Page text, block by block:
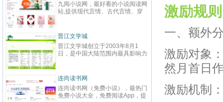
九阅小说网，最好看的小说阅读网
站,提供现代言情、古代言情、穿
强、免费小说等在线阅读。每日最
快更新,页面简洁,访问速度快
纵横
百
网站
致力
鼎、
文化
与史
化软
有“纵
读，
编、
晋江文学城
晋江文学城创立于2003年8月1
日，是中国大陆范围内最具影响力
耽美、爱情等原创网络小说而著
名。 截止到2015年3月31日，晋
江文学城拥有在线作品177万余
部，穿越、言情、影视、都市爱
起点
立于
创
字内
下。
学事
学作
连尚读书网
连尚读书网（免费小说），最热门
免费小说大全，免费阅读App，提
红袖
全球
激励规则
一、额外
激励对象
然月首日
激励机制